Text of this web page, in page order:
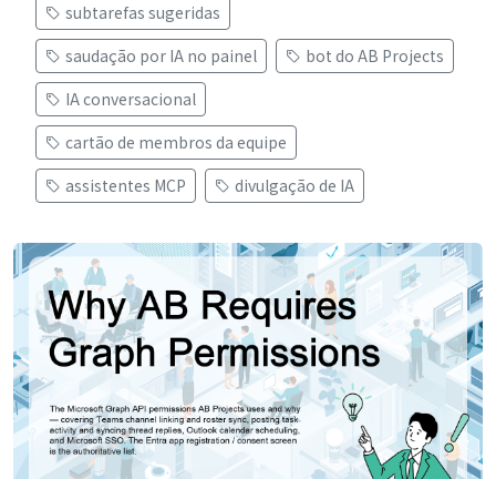
subtarefas sugeridas
saudação por IA no painel
bot do AB Projects
IA conversacional
cartão de membros da equipe
assistentes MCP
divulgação de IA